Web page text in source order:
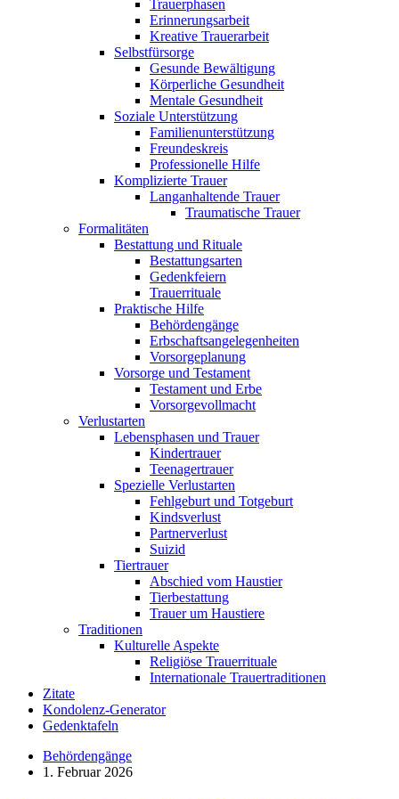
Trauerphasen
Erinnerungsarbeit
Kreative Trauerarbeit
Selbstfürsorge
Gesunde Bewältigung
Körperliche Gesundheit
Mentale Gesundheit
Soziale Unterstützung
Familienunterstützung
Freundeskreis
Professionelle Hilfe
Komplizierte Trauer
Langanhaltende Trauer
Traumatische Trauer
Formalitäten
Bestattung und Rituale
Bestattungsarten
Gedenkfeiern
Trauerrituale
Praktische Hilfe
Behördengänge
Erbschaftsangelegenheiten
Vorsorgeplanung
Vorsorge und Testament
Testament und Erbe
Vorsorgevollmacht
Verlustarten
Lebensphasen und Trauer
Kindertrauer
Teenagertrauer
Spezielle Verlustarten
Fehlgeburt und Totgeburt
Kindsverlust
Partnerverlust
Suizid
Tiertrauer
Abschied vom Haustier
Tierbestattung
Trauer um Haustiere
Traditionen
Kulturelle Aspekte
Religiöse Trauerrituale
Internationale Trauertraditionen
Zitate
Kondolenz-Generator
Gedenktafeln
Behördengänge
1. Februar 2026